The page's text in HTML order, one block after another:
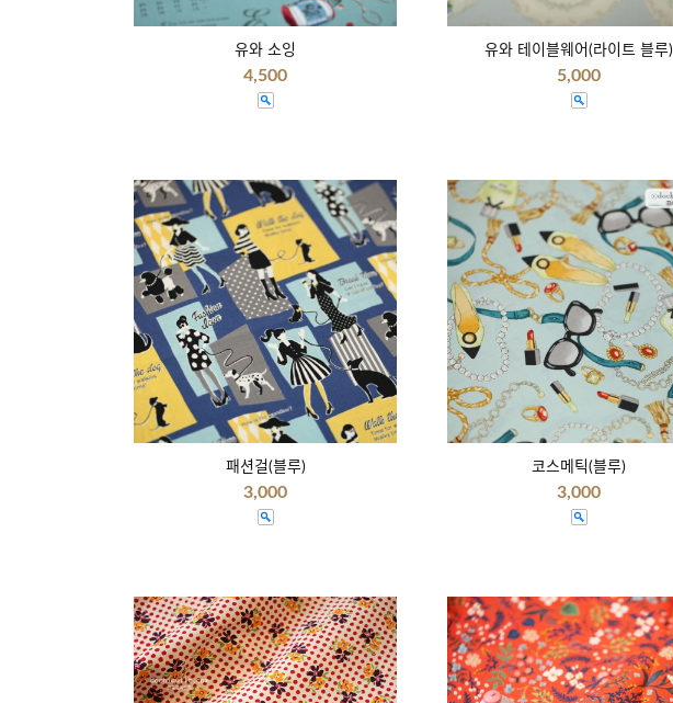
유와 소잉
4,500
유와 테이블웨어(라이트 블루)
5,000
패션걸(블루)
3,000
코스메틱(블루)
3,000